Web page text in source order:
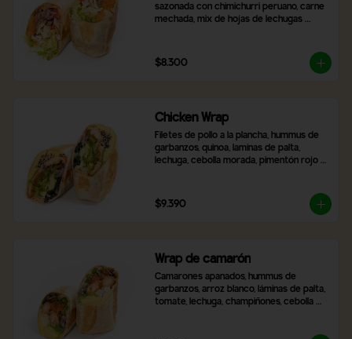
sazonada con chimichurri peruano, carne
mechada, mix de hojas de lechugas
elección.
$8.300
Chicken Wrap
Filetes de pollo a la plancha, hummus de
garbanzos, quinoa, laminas de palta,
lechuga, cebolla morada, pimentón rojo
$9.390
Wrap de camarón
Camarones apanados, hummus de
garbanzos, arroz blanco, láminas de palta,
tomate, lechuga, champiñones, cebolla